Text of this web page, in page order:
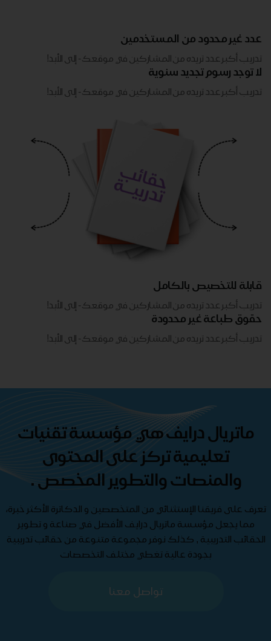
عدد غير محدود من المستخدمين
تدريب أكبر عدد تريده من المشاركين في موقعك - ​​إلى الأبد!
لا توجد رسوم تجديد سنوية
تدريب أكبر عدد تريده من المشاركين في موقعك - ​​إلى الأبد!
قابلة للتخصيص بالكامل
تدريب أكبر عدد تريده من المشاركين في موقعك - ​​إلى الأبد!
حقوق طباعة غير محدودة
تدريب أكبر عدد تريده من المشاركين في موقعك - ​​إلى الأبد!
ماتريال درايف هي مؤسسة تقنيات
تعليمية تركز على المحتوى
والمنصات والتطوير المخصص .
تعرف على فريقنا الإستثنائي من المتخصصين و الدكاترة الأكثر خبرة،
مما يجعل مؤسسة ماتريال درايف الأفضل في صناعة و تطوير
الحقائب التدريبية , كذلك نوفر مجموعة متنوعة من حقائب تدريبية
بجودة عالية تغطي مختلف التخصصات
تواصل معنا